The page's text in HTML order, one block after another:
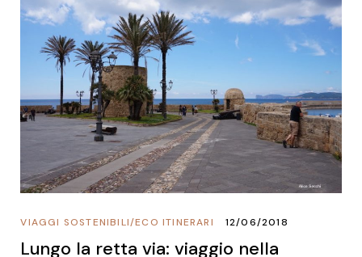
ECO ITINERARI
/
VIAGGI SOSTENIBILI 12/06/2018
Lungo la retta via: viaggio nella